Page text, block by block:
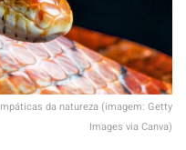
da natureza (imagem: Getty
Images via Canva)